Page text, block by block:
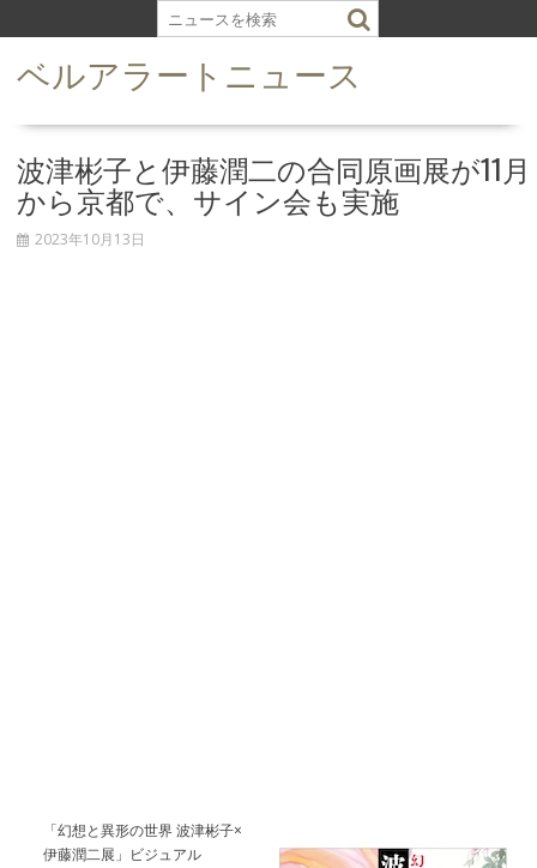
k
ベルアラートニュース
波津彬子と伊藤潤二の合同原画展が11月
から京都で、サイン会も実施
2023年10月13日
「幻想と異形の世界 波津彬子×
伊藤潤二展」ビジュアル